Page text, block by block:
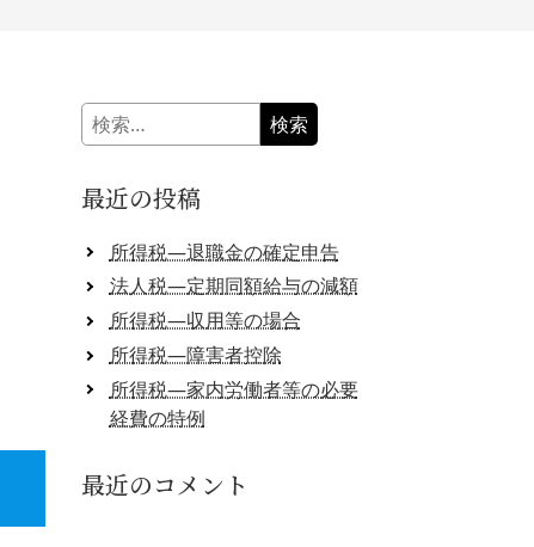
検
索:
最近の投稿
所得税―退職金の確定申告
法人税―定期同額給与の減額
所得税―収用等の場合
所得税―障害者控除
所得税―家内労働者等の必要
経費の特例
最近のコメント